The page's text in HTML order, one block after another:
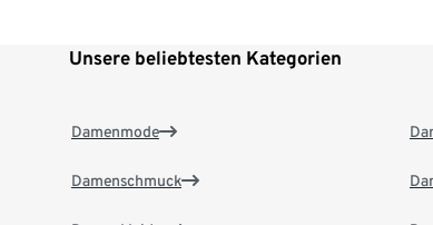
Unsere beliebtesten Kategorien
Damenmode
Damenschmuck